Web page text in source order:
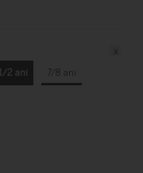
1/2 ani
7/8 ani